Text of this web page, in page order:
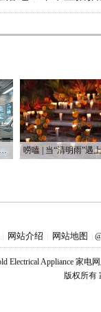
唠嗑 | 国家喊你减肥！AI教练真能让你躺瘦？
网站介绍 网站地图
Electrical Appliance 家电
版权所有